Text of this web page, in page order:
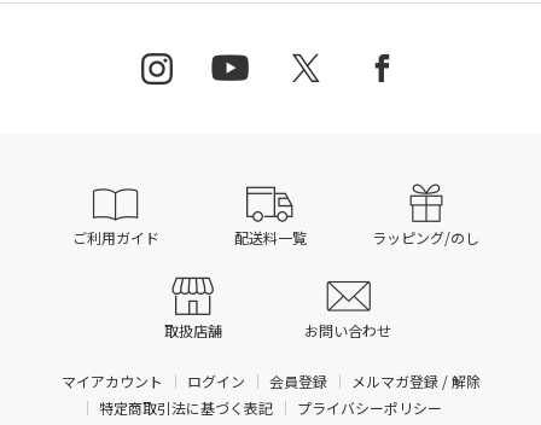
ご利用ガイド 配送料一覧 ラッピング/のし
取扱店舗 お問い合わせ
マイアカウント ログイン 会員登録
メルマガ登録 / 解除
特定商取引法に基づく表記
プライバシーポリシー